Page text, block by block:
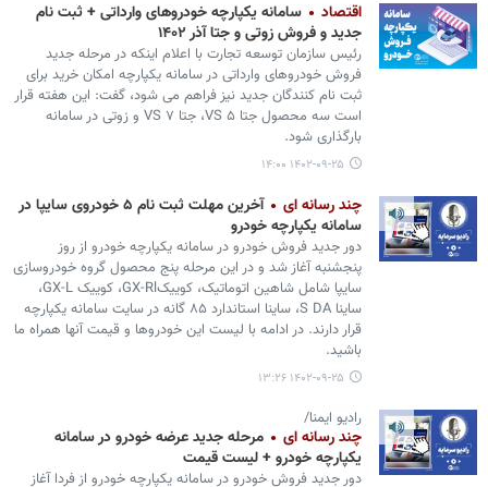
اقتصاد
سامانه یکپارچه خودروهای وارداتی + ثبت نام
جدید و فروش زوتی و جتا آذر ۱۴۰۲
رئیس سازمان توسعه تجارت با اعلام اینکه در مرحله جدید
فروش خودروهای وارداتی در سامانه یکپارچه امکان خرید برای
ثبت نام کنندگان جدید نیز فراهم می شود، گفت: این هفته قرار
است سه محصول جتا VS ۵، جتا VS ۷ و زوتی در سامانه
بارگذاری شود.
۱۴۰۲-۰۹-۲۵ ۱۴:۰۰
چند رسانه ای
آخرین مهلت ثبت نام ۵ خودروی سایپا در
سامانه یکپارچه خودرو
دور جدید فروش خودرو در سامانه یکپارچه خودرو از روز
پنجشنبه آغاز شد و در این مرحله پنج محصول گروه خودروسازی
سایپا شامل شاهین اتوماتیک، کوییکGX-Rl، کوییک GX-L،
ساینا S DA، ساینا استاندارد ٨۵ گانه در سایت سامانه یکپارچه
قرار دارند. در ادامه با لیست این خودروها و قیمت آنها همراه ما
باشید.
۱۴۰۲-۰۹-۲۵ ۱۳:۲۶
رادیو ایمنا/
چند رسانه ای
مرحله جدید عرضه خودرو در سامانه
یکپارچه خودرو + لیست قیمت
دور جدید فروش خودرو در سامانه یکپارچه خودرو از فردا آغاز